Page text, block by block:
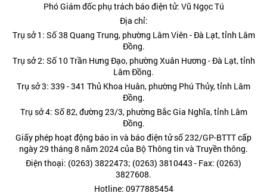
Phó Giám đốc phụ trách báo điện tử: Vũ Ngọc Tú
Địa chỉ:
Trụ sở 1: Số 38 Quang Trung, phường Lâm Viên - Đà Lạt, tỉnh Lâm
Đồng.
Trụ sở 2: Số 10 Trần Hưng Đạo, phường Xuân Hương - Đà Lạt, tỉnh
Lâm Đồng.
Trụ sở 3: 339 - 341 Thủ Khoa Huân, phường Phú Thủy, tỉnh Lâm
Đồng.
Trụ sở 4: Số 82, đường 23/3, phường Bắc Gia Nghĩa, tỉnh Lâm
Đồng.
Giấy phép hoạt động báo in và báo điện tử số 232/GP-BTTT cấp
ngày 29 tháng 8 năm 2024 của Bộ Thông tin và Truyền thông.
Điện thoại: (0263) 3822473; (0263) 3810443 - Fax: (0263)
3827608.
Hotline: 0977885454